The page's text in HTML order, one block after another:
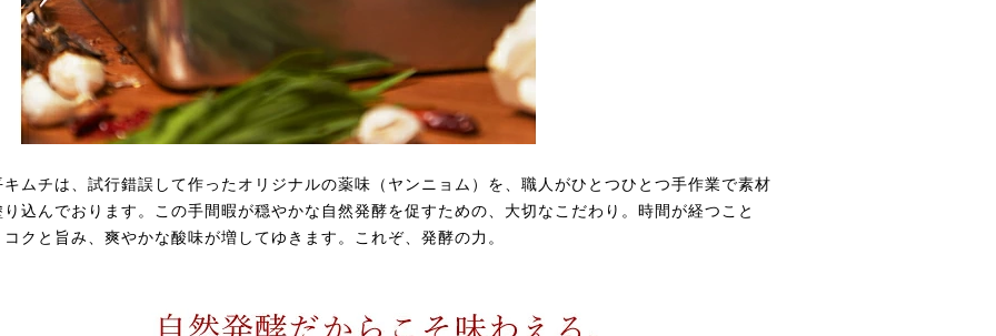
キムチは、試行錯誤して作ったオリジナルの薬味（ヤンニョム）を、職人がひとつひとつ手作業で素材
り込んでおります。この手間暇が穏やかな自然発酵を促すための、大切なこだわり。時間が経つこと
コクと旨み、爽やかな酸味が増してゆきます。これぞ、発酵の力。